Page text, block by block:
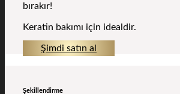
bırakır!
Keratin bakımı için idealdir.
Şimdi satın al
Şekillendirme